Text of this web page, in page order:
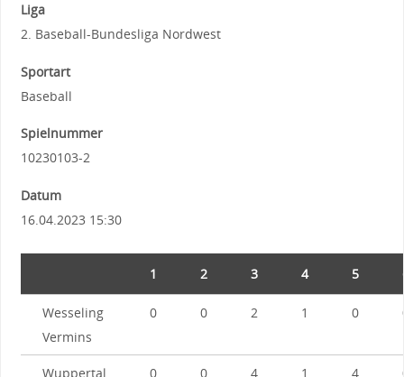
Liga
2. Baseball-Bundesliga Nordwest
Sportart
Baseball
Spielnummer
10230103-2
Datum
16.04.2023 15:30
1 2 3 4 5
Wesseling
Vermins
0 0 2 1 0
Wuppertal
0 0 4 1 4